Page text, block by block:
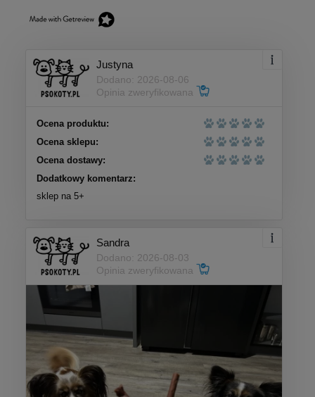
Justyna
Dodano: 2026-08-06
Opinia zweryfikowana
Ocena produktu:
Ocena sklepu:
Ocena dostawy:
Dodatkowy komentarz:
sklep na 5+
Sandra
Dodano: 2026-08-03
Opinia zweryfikowana